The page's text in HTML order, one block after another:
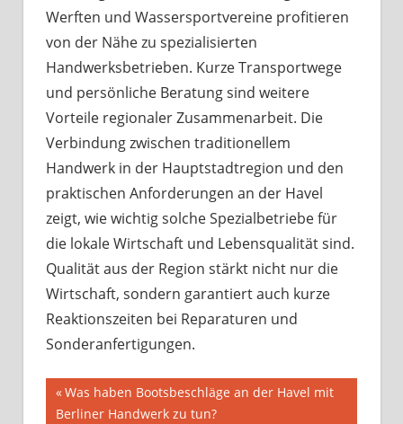
Werften und Wassersportvereine profitieren
von der Nähe zu spezialisierten
Handwerksbetrieben. Kurze Transportwege
und persönliche Beratung sind weitere
Vorteile regionaler Zusammenarbeit. Die
Verbindung zwischen traditionellem
Handwerk in der Hauptstadtregion und den
praktischen Anforderungen an der Havel
zeigt, wie wichtig solche Spezialbetriebe für
die lokale Wirtschaft und Lebensqualität sind.
Qualität aus der Region stärkt nicht nur die
Wirtschaft, sondern garantiert auch kurze
Reaktionszeiten bei Reparaturen und
Sonderanfertigungen.
Beitragsnavigation
Vorheriger
Beitrag:
Was haben Bootsbeschläge an der Havel mit
Berliner Handwerk zu tun?